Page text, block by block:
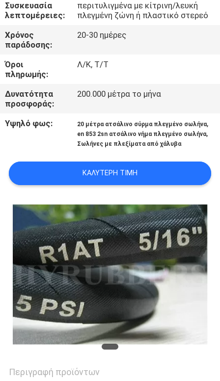
ΜΑΣ
ΕΛΆΤΕ
ΣΕ
ΕΠΑΦΉ
ΜΕ
ΕΙΔΉΣΕΙΣ
ΖΗΤΉΣΤΕ
ΈΝΑ
ΑΠΌΣΠΑΣΜΑ
SITEMAP
PRIVACY
POLICY
Συσκευασία
λεπτομέρειες:
περιτυλιγμένα με κίτρινη/λευκή
πλεγμένη ζώνη ή πλαστικό στερεό
Χρόνος
παράδοσης:
20-30 ημέρες
Όροι
πληρωμής:
Λ/Κ, Τ/Τ
Δυνατότητα
προσφοράς:
200.000 μέτρα το μήνα
Υψηλό φως: 20 μέτρα ατσάλινο σύρμα πλεγμένο σωλήνα,
en 853 2sn ατσάλινο νήμα πλεγμένο σωλήνα,
Σωλήνες με πλεξίματα από χάλυβα
ΚΑΛΎΤΕΡΗ ΤΙΜΉ
Περιγραφή προϊόντων